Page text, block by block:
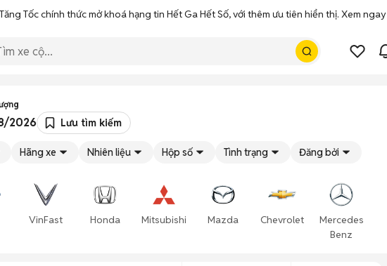
Tốc chính thức mở khoá hạng tin Hết Ga Hết Số, với thêm ưu tiên hiển thị. Xem ngay
2026 Lưu tìm kiếm
Hãng xe Nhiên liệu Hộp số Tình trạng Đăng bởi
VinFast Honda Mitsubishi Mazda Chevrolet
Mercedes
Benz